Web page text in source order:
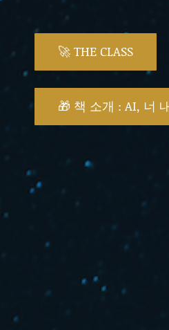
🚀 THE CLASS
🎁 책 소개 : AI, 너